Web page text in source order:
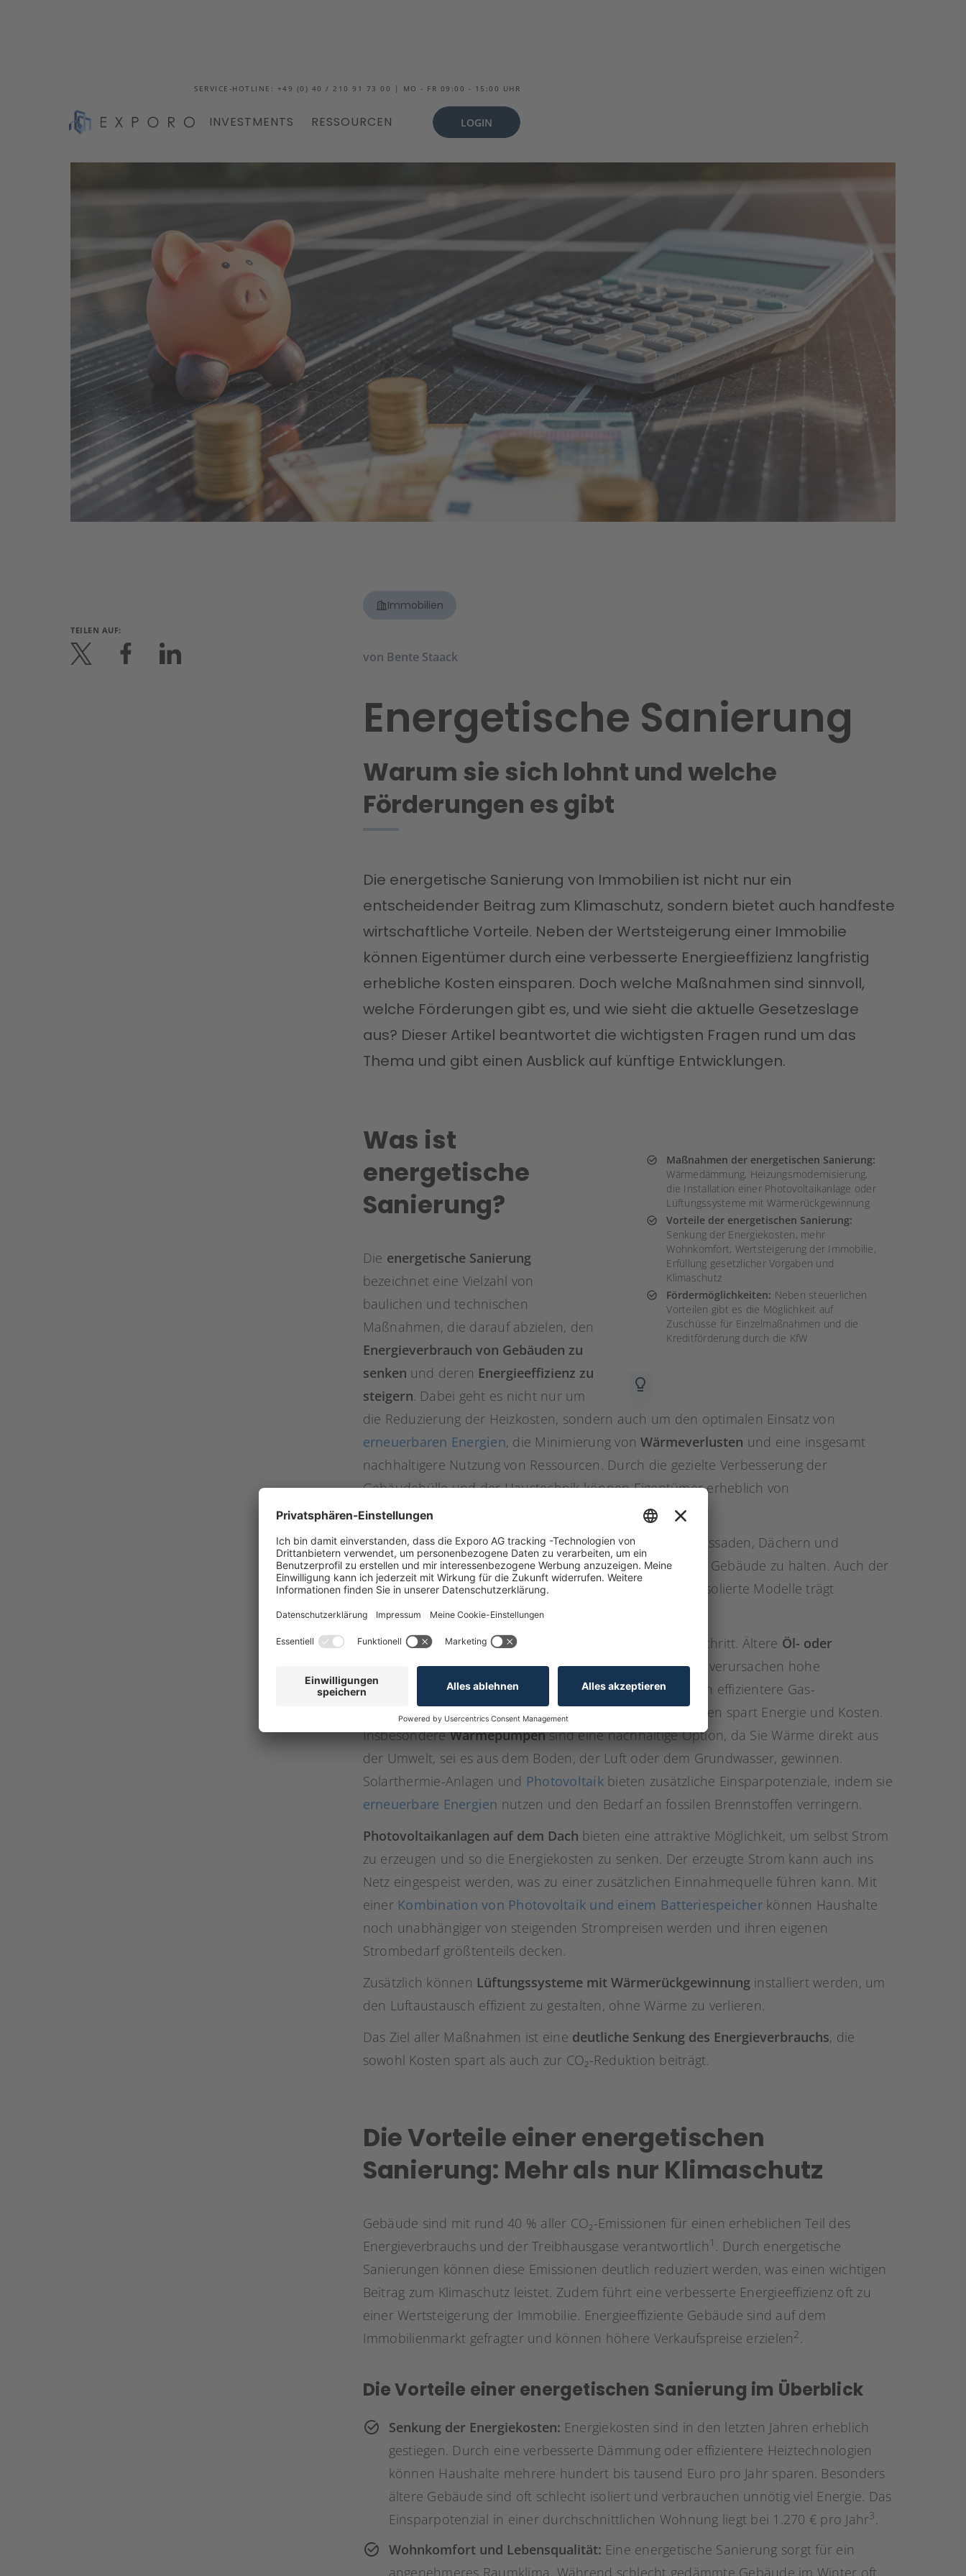
SERVICE-HOTLINE: +49 (0) 40 / 210 91 73 00 | MO - FR 09:00 - 15:00 UHR
INVESTMENTS RESSOURCEN LOGIN
Blog Energetische Sanierung
TEILEN AUF:
Immobilien
von Bente Staack
Energetische Sanierung
Warum sie sich lohnt und welche
Förderungen es gibt
Die energetische Sanierung von Immobilien ist nicht nur ein
entscheidender Beitrag zum Klimaschutz, sondern bietet auch handfeste
wirtschaftliche Vorteile. Neben der Wertsteigerung einer Immobilie
können Eigentümer durch eine verbesserte Energieeffizienz langfristig
erhebliche Kosten einsparen. Doch welche Maßnahmen sind sinnvoll,
welche Förderungen gibt es, und wie sieht die aktuelle Gesetzeslage
aus? Dieser Artikel beantwortet die wichtigsten Fragen rund um das
Thema und gibt einen Ausblick auf künftige Entwicklungen.
Maßnahmen der energetischen Sanierung:
Wärmedämmung, Heizungsmodernisierung,
die Installation einer Photovoltaikanlage oder
Lüftungssysteme mit Wärmerückgewinnung
Vorteile der energetischen Sanierung:
Senkung der Energiekosten, mehr
Wohnkomfort, Wertsteigerung der Immobilie,
Erfüllung gesetzlicher Vorgaben und
Klimaschutz
Fördermöglichkeiten: Neben steuerlichen
Vorteilen gibt es die Möglichkeit auf
Zuschüsse für Einzelmaßnahmen und die
Kreditförderung durch die KfW
Was ist
energetische
Sanierung?
Die energetische Sanierung
bezeichnet eine Vielzahl von
baulichen und technischen
Maßnahmen, die darauf abzielen, den
Energieverbrauch von Gebäuden zu
senken und deren Energieeffizienz zu
steigern. Dabei geht es nicht nur um
die Reduzierung der Heizkosten, sondern auch um den optimalen Einsatz von
erneuerbaren Energien, die Minimierung vonWärmeverlusten und eine insgesamt
nachhaltigere Nutzung von Ressourcen. Durch die gezielte Verbesserung der
Gebäudehülle und der Haustechnik können Eigentümer erheblich von
Energieeinsparungen
profitieren.
Eine zentrale Maßnahme ist dieWärmedämmung
von Fassaden, Dächern und
Kellerdecken. Dies soll dabei unterstützen, die Wärme im Gebäude zu halten. Auch der
Austausch alter Fenster und Türen gegen moderne, gut isolierte Modelle trägt
wesentlich zur Energieeinsparung bei.
DieHeizungsmodernisierung ist ein weiterer wichtiger Schritt. Ältere Öl- oder
Gasheizungenarbeiten häufig mit niedriger Effizienz und verursachen hohe
Energiekosten. Der Austausch veralteter Heizungen gegen effizientere Gas-
Brennwertheizungen, Wärmepumpen oder Pelletheizungen spart Energie und Kosten.
InsbesondereWärmepumpensind eine nachhaltige Option, da Sie Wärme direkt aus
der Umwelt, sei es aus dem Boden, der Luft oder dem Grundwasser, gewinnen.
Solarthermie-Anlagen und Photovoltaikbieten zusätzliche Einsparpotenziale, indem sie
erneuerbare Energien nutzen und den Bedarf an fossilen Brennstoffen verringern.
Photovoltaikanlagen auf dem Dach bieten eine attraktive Möglichkeit, um selbst Strom
zu erzeugen und so die Energiekosten zu senken. Der erzeugte Strom kann auch ins
Netz eingespeist werden, was zu einer zusätzlichen Einnahmequelle führen kann. Mit
einer Kombination von Photovoltaik und einem Batteriespeicherkönnen Haushalte
noch unabhängiger von steigenden Strompreisen werden und ihren eigenen
Strombedarf größtenteils decken.
Zusätzlich können Lüftungssysteme mit Wärmerückgewinnung installiert werden, um
den Luftaustausch effizient zu gestalten, ohne Wärme zu verlieren.
Das Ziel aller Maßnahmen ist eine deutliche Senkung des Energieverbrauchs, die
sowohl Kosten spart als auch zur CO₂-Reduktion beiträgt.
Die Vorteile einer energetischen
Sanierung: Mehr als nur Klimaschutz
Gebäude sind mit rund 40 % aller CO₂-Emissionen für einen erheblichen Teil des
Energieverbrauchs und der Treibhausgase verantwortlich1 . Durch energetische
Sanierungen können diese Emissionen deutlich reduziert werden, was einen wichtigen
Beitrag zum Klimaschutz leistet. Zudem führt eine verbesserte Energieeffizienz oft zu
einer Wertsteigerung der Immobilie. Energieeffiziente Gebäude sind auf dem
Immobilienmarkt gefragter und können höhere Verkaufspreise erzielen2.
Die Vorteile einer energetischen Sanierung im Überblick
Senkung der Energiekosten: Energiekosten sind in den letzten Jahren erheblich
gestiegen. Durch eine verbesserte Dämmung oder effizientere Heiztechnologien
können Haushalte mehrere hundert bis tausend Euro pro Jahr sparen. Besonders
ältere Gebäude sind oft schlecht isoliert und verbrauchen unnötig viel Energie. Das
Einsparpotenzial in einer durchschnittlichen Wohnung liegt bei 1.270 € pro Jahr3.
Wohnkomfort und Lebensqualität: Eine energetische Sanierung sorgt für ein
angenehmeres Raumklima. Während schlecht gedämmte Gebäude im Winter oft